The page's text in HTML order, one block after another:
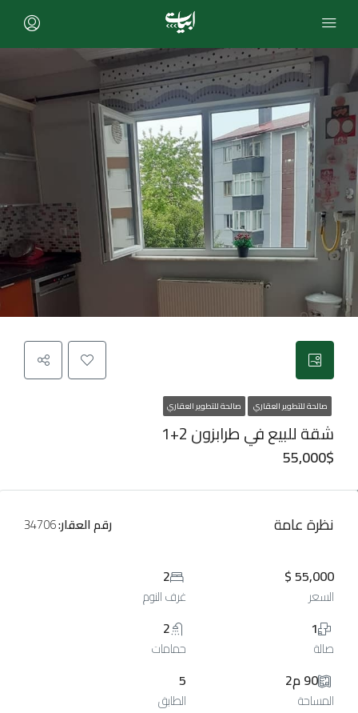
صالحة للتطوير العقاري صالحة للتطوير العقاري
شقة للبيع في طرابزون 2+1
55,000$
نظرة عامة رقم العقار:
55,000 $
السعر
2
غرف النوم
1
صالة
2
حمامات
90 م2
المساحة
5
الطابق